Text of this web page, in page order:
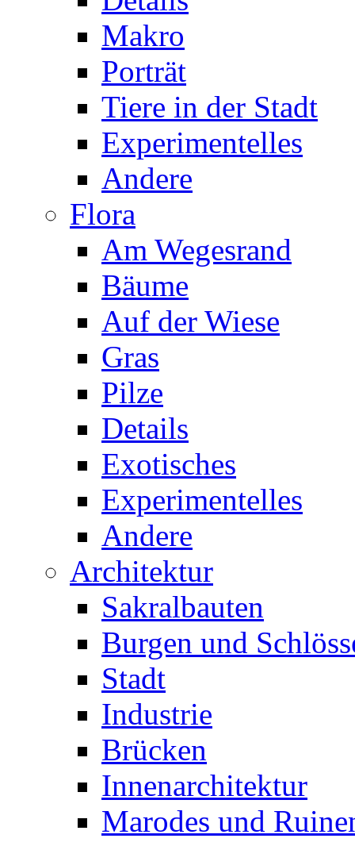
Makro
Porträt
Tiere in der Stadt
Experimentelles
Andere
Flora
Am Wegesrand
Bäume
Auf der Wiese
Gras
Pilze
Details
Exotisches
Experimentelles
Andere
Architektur
Sakralbauten
Burgen und
Stadt
Industrie
Brücken
Innenarchitektur
Marodes und